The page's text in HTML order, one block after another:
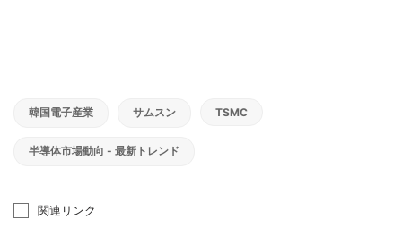
韓国電子産業 サムスン TSMC
半導体市場動向 - 最新トレンド
関連リンク